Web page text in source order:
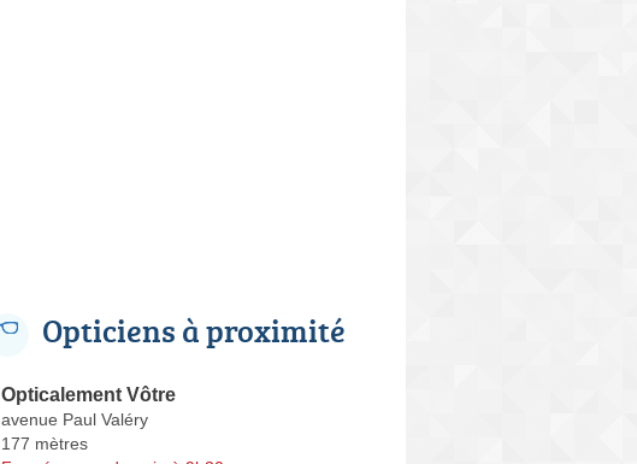
Opticiens à proximité
Opticalement Vôtre
avenue Paul Valéry
177 mètres